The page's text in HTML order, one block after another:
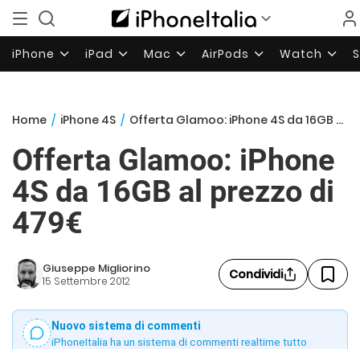
iPhone iPad Mac AirPods Watch
Home / iPhone 4S / Offerta Glamoo: iPhone 4S da 16GB al prezzo di 479€
Offerta Glamoo: iPhone
4S da 16GB al prezzo di
479€
Giuseppe Migliorino
15 Settembre 2012 Condividi
Nuovo sistema di commenti
iPhoneItalia ha un sistema di commenti realtime tutto